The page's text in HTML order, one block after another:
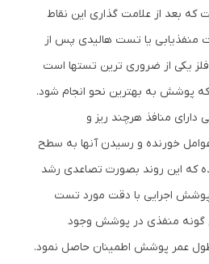
بعد از علامت گذاری این نقاط
منفذیابی یا تست هالیدی پس از
یکی از ضروری ترین تستها است
پوشش به بهترین نحو انجام شود.
منافذ هرچند ریز و
خورنده و رسیدن آنها به سطح
که این روند بصورت تصاعدی رشد
اجرایی با دقت مورد تست
گونه منفذی در پوشش وجود
عمر پوشش اطمینان حاصل نمود.